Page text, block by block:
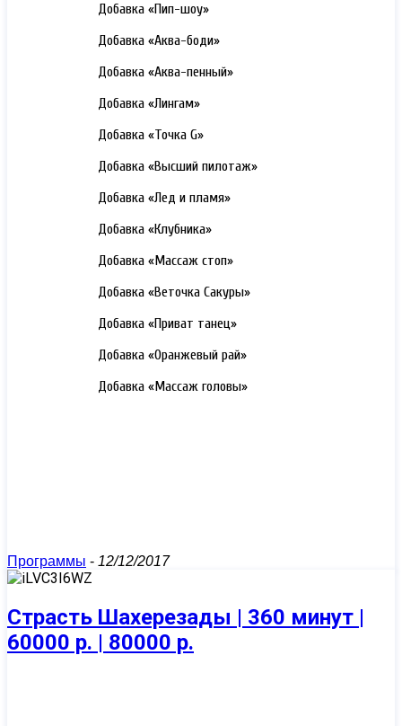
Добавка «Пип-шоу»
Добавка «Аква-боди»
Добавка «Аква-пенный»
Добавка «Лингам»
Добавка «Точка G»
Добавка «Высший пилотаж»
Добавка «Лед и пламя»
Добавка «Клубника»
Добавка «Массаж стоп»
Добавка «Веточка Сакуры»
Добавка «Приват танец»
Добавка «Оранжевый рай»
Добавка «Массаж головы»
Программы - 12/12/2017
Страсть Шахерезады | 360 минут |
60000 р. | 80000 р.